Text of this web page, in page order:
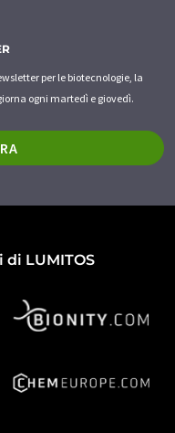
per le biotecnologie, la
ogni martedì e giovedì.
LUMITOS